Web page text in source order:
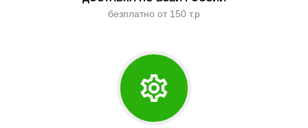
безплатно от 150 т.р